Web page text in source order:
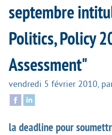
septembre
Politics, Policy
Assessment"
vendredi 5 février 2010,
la deadline pour